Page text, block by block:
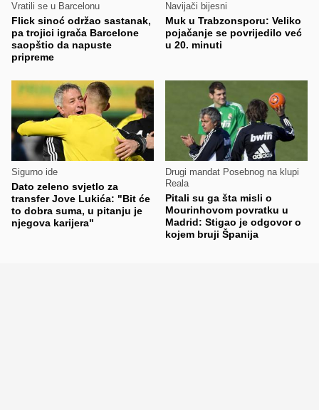
Vratili se u Barcelonu
Flick sinoć održao sastanak,
pa trojici igrača Barcelone
saopštio da napuste
pripreme
Navijači bijesni
Muk u Trabzonsporu: Veliko
pojačanje se povrijedilo već
u 20. minuti
Sigurno ide
Dato zeleno svjetlo za
transfer Jove Lukića: "Bit će
to dobra suma, u pitanju je
njegova karijera"
Drugi mandat Posebnog na klupi
Reala
Pitali su ga šta misli o
Mourinhovom povratku u
Madrid: Stigao je odgovor o
kojem bruji Španija